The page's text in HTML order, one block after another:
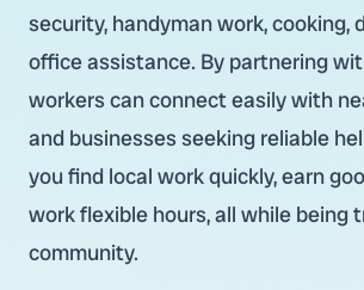
security, handyman work, cooking,
office assistance. By partnering
workers can connect easily with
and businesses seeking reliable
you find local work quickly, earn
work flexible hours, all while being
community.